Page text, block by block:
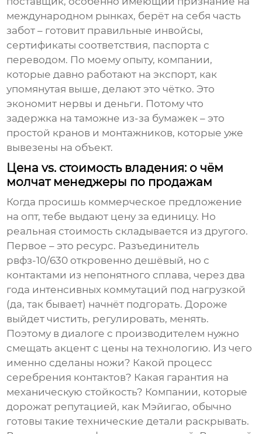
международном рынках, берёт на себя часть
забот – готовит правильные инвойсы,
сертификаты соответствия, паспорта с
переводом. По моему опыту, компании,
которые давно работают на экспорт, как
упомянутая выше, делают это чётко. Это
экономит нервы и деньги. Потому что
задержка на таможне из-за бумажек – это
простой кранов и монтажников, которые уже
вывезены на объект.
Цена vs. стоимость владения: о чём
молчат менеджеры по продажам
Когда просишь коммерческое предложение
на опт, тебе выдают цену за единицу. Но
реальная стоимость складывается из другого.
Первое – это ресурс. Разъединитель
рвфз-10/630 откровенно дешёвый, но с
контактами из непонятного сплава, через два
года интенсивных коммутаций под нагрузкой
(да, так бывает) начнёт подгорать. Дороже
выйдет чистить, регулировать, менять.
Поэтому в диалоге с производителем нужно
смещать акцент с цены на технологию. Из чего
именно сделаны ножи? Какой процесс
серебрения контактов? Какая гарантия на
механическую стойкость? Компании, которые
дорожат репутацией, как Мэйигао, обычно
готовы такие технические детали раскрывать.